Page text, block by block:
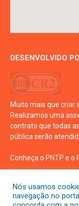
DESENVOLVIDO
Muito mais que criar
Realizamos uma
contrato que todas
pública serão
Conheça o PNTP e o
Nós usamos
navegação no